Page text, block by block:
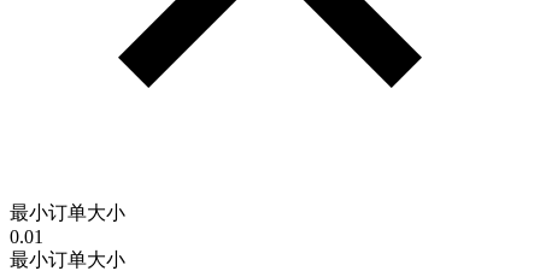
最小订单大小
0.01
最小订单大小